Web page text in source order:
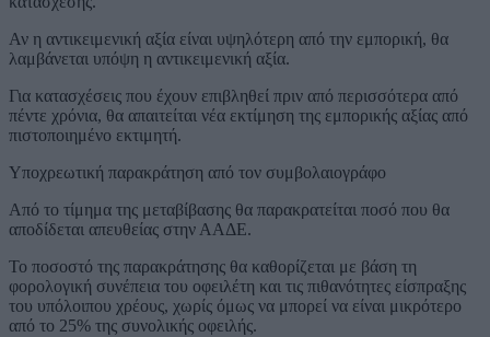
Αν η αντικειμενική αξία είναι υψηλότερη από την εμπορική, θα
λαμβάνεται υπόψη η αντικειμενική αξία.
Για κατασχέσεις που έχουν επιβληθεί πριν από περισσότερα από
πέντε χρόνια, θα απαιτείται νέα εκτίμηση της εμπορικής αξίας από
πιστοποιημένο εκτιμητή.
Υποχρεωτική παρακράτηση από τον συμβολαιογράφο
Από το τίμημα της μεταβίβασης θα παρακρατείται ποσό που θα
αποδίδεται απευθείας στην ΑΑΔΕ.
Το ποσοστό της παρακράτησης θα καθορίζεται με βάση τη
φορολογική συνέπεια του οφειλέτη και τις πιθανότητες είσπραξης
του υπόλοιπου χρέους, χωρίς όμως να μπορεί να είναι μικρότερο
από το 25% της συνολικής οφειλής.